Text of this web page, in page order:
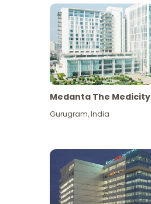
Medanta The Medicity
Gurugram,India